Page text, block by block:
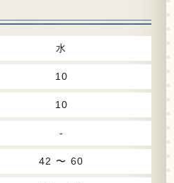
水
10
10
-
42 〜 60